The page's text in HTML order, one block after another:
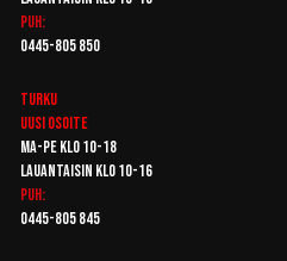
Puh:
0445-805 850
Turku
Uusi osoite
Ma-pe klo 10-18
Lauantaisin klo 10-16
Puh:
0445-805 845